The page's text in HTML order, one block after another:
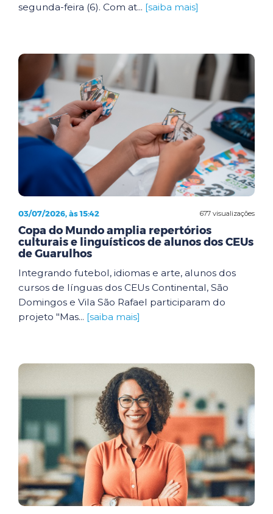
segunda-feira (6). Com at... [saiba mais]
677 visualizações
03/07/2026, às 15:42
Copa do Mundo amplia repertórios
culturais e linguísticos de alunos dos CEUs
de Guarulhos
Integrando futebol, idiomas e arte, alunos dos
cursos de línguas dos CEUs Continental, São
Domingos e Vila São Rafael participaram do
projeto "Mas... [saiba mais]